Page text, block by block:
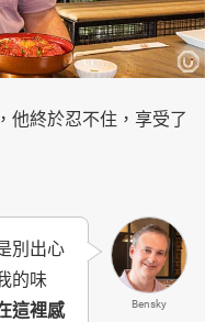
他終於忍不住，享受了
Bensky
別出心
的味
這裡感